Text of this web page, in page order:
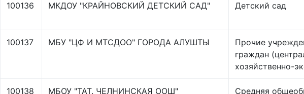
100136 МКДОУ "КРАЙНОВСКИЙ ДЕТСКИЙ САД" Детский сад
100137 МБУ "ЦФ И МТСДОО" ГОРОДА АЛУШТЫ
Прочие
граждан
хозяйственно-
100138 МБОУ "ТАТ. ЧЕЛНИНСКАЯ ООШ"
Средняя